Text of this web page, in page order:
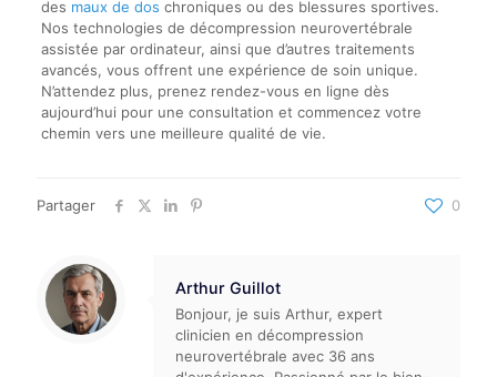
des maux de dos chroniques ou des blessures sportives.
Nos technologies de décompression neurovertébrale
assistée par ordinateur, ainsi que d’autres traitements
avancés, vous offrent une expérience de soin unique.
N’attendez plus, prenez rendez-vous en ligne dès
aujourd’hui pour une consultation et commencez votre
chemin vers une meilleure qualité de vie.
Partager 0
Arthur Guillot
Bonjour, je suis Arthur, expert
clinicien en décompression
neurovertébrale avec 36 ans